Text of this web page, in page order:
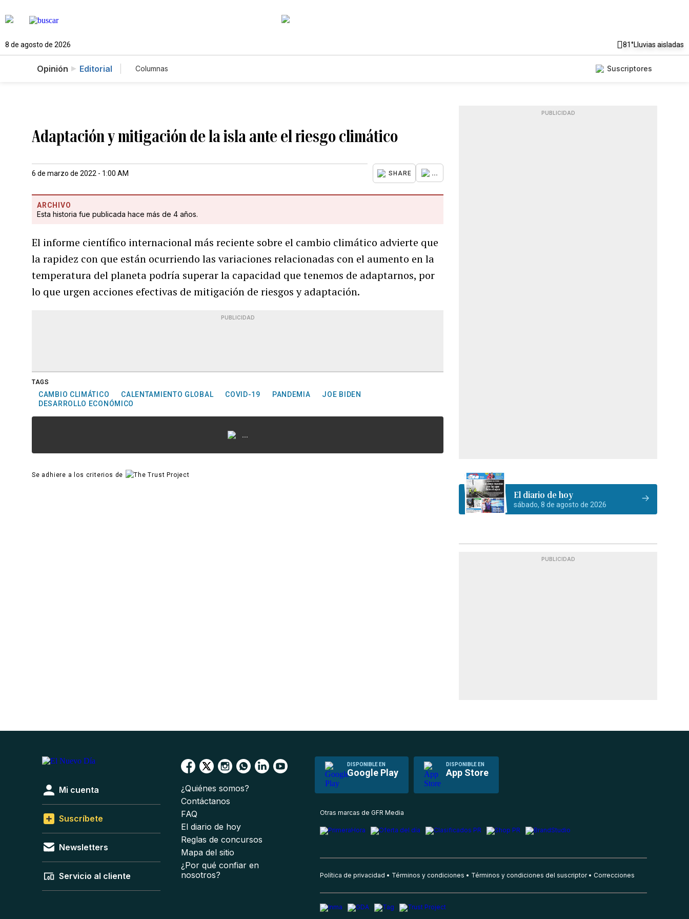
8 de agosto de 2026 81°Lluvias aisladas
Opinión Editorial Columnas Suscriptores
Adaptación y mitigación de la isla ante el riesgo climático
6 de marzo de 2022 - 1:00 AM SHARE ...
ARCHIVO
Esta historia fue publicada hace más de 4 años.
El informe científico internacional más reciente sobre el cambio climático advierte que
la rapidez con que están ocurriendo las variaciones relacionadas con el aumento en la
temperatura del planeta podría superar la capacidad que tenemos de adaptarnos, por
lo que urgen acciones efectivas de mitigación de riesgos y adaptación.
PUBLICIDAD
TAGS
CAMBIO CLIMÁTICO CALENTAMIENTO GLOBAL COVID-19 PANDEMIA
JOE BIDEN
DESARROLLO ECONÓMICO
...
Se adhiere a los criterios de
PUBLICIDAD
El diario de hoy
sábado, 8 de agosto de 2026
PUBLICIDAD
DISPONIBLE EN
Google Play
DISPONIBLE EN
App Store
Mi cuenta
Suscríbete
Newsletters
Servicio al cliente
¿Quiénes somos?
Contáctanos
FAQ
El diario de hoy
Reglas de concursos
Mapa del sitio
¿Por qué confiar en
nosotros?
Otras marcas de GFR Media
Política de privacidad Términos y condiciones Términos y condiciones del suscriptor Correcciones